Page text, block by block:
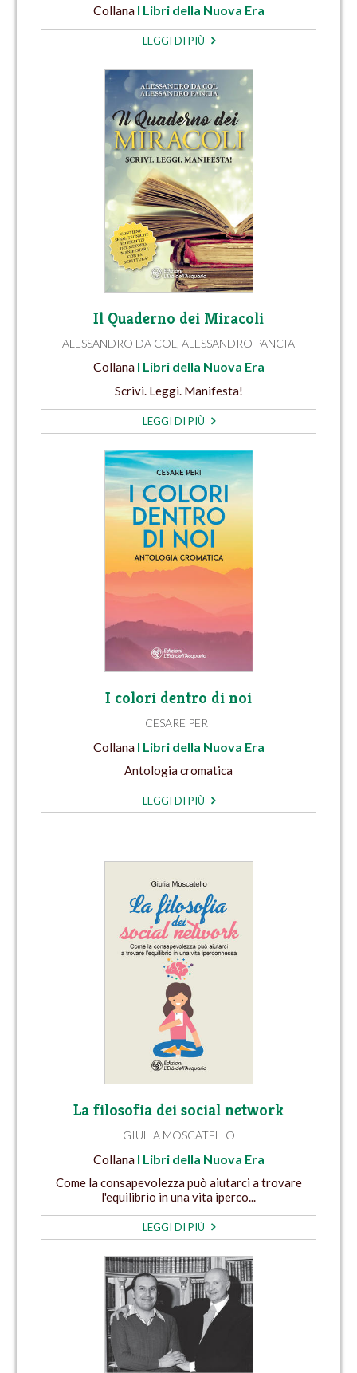
Collana I Libri della Nuova Era
LEGGI DI PIÙ
Il Quaderno dei Miracoli
ALESSANDRO DA COL ALESSANDRO PANCIA
Collana I Libri della Nuova Era
Scrivi. Leggi. Manifesta!
LEGGI DI PIÙ
I colori dentro di noi
CESARE PERI
Collana I Libri della Nuova Era
Antologia cromatica
LEGGI DI PIÙ
La filosofia dei social network
GIULIA MOSCATELLO
Collana I Libri della Nuova Era
Come la consapevolezza può aiutarci a trovare
l'equilibrio in una vita iperco...
LEGGI DI PIÙ